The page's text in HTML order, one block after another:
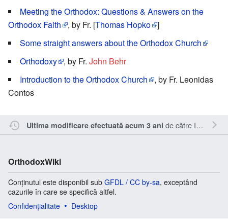
Meeting the Orthodox: Questions & Answers on the
Orthodox Faith
, by Fr. [Thomas Hopko ]
Some straight answers about the Orthodox Church
Orthodoxy
, by Fr. John Behr
Introduction to the Orthodox Church
, by Fr. Leonidas
Contos
Ultima modificare efectuată acum 3 ani de către Inistea .
OrthodoxWiki
Conținutul este disponibil sub GFDL / CC by-sa, exceptând
cazurile în care se specifică altfel.
Confidențialitate
Desktop